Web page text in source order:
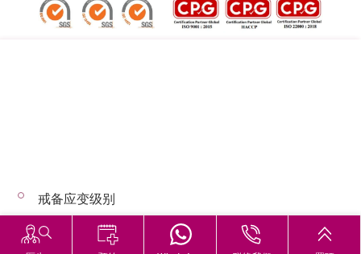
© 2026 版权所有 © 港安医疗 保留一切权利
戒备应变级别
恶劣天气下的诊症安排